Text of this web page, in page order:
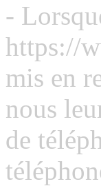
-
https://
mis en
nous
de